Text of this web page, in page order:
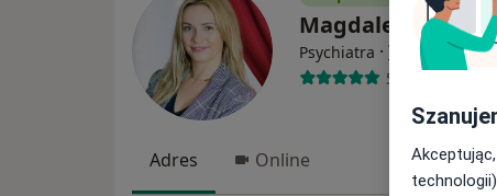
Magdalena
Psychiatra · Więcej
574 opinie
Adres Online